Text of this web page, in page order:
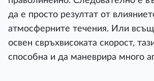
да е просто резултат от
атмосферните течения. Или
освен свръхвисоката скорост,
способна и да маневрира много